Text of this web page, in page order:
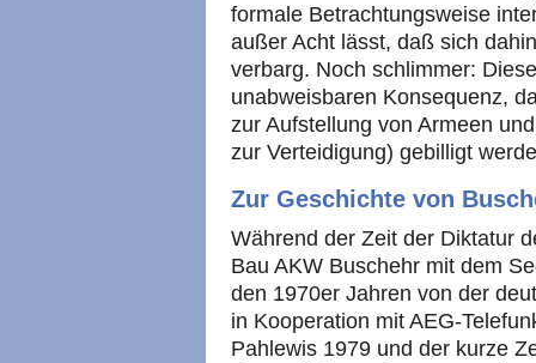
formale Betrachtungsweise
außer Acht lässt, daß sich
verbarg. Noch schlimmer:
unabweisbaren Konsequenz,
zur Aufstellung von Armeen
zur Verteidigung) gebilligt
Zur Geschichte von
Während der Zeit der Diktatur
Bau AKW Buschehr mit dem
den 1970er Jahren von der
in Kooperation mit AEG-
Pahlewis 1979 und der kurze